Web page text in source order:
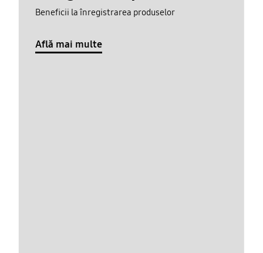
Beneficii la înregistrarea produselor
Află mai multe